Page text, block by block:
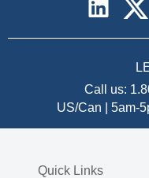
Call us:
US/Can | 5am-